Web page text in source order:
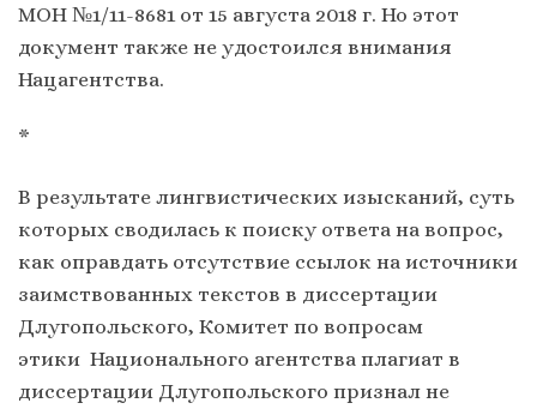
МОН №1/11-8681 от 15 августа 2018 г. Но этот
документ также не удостоился внимания
Нацагентства.
*
В результате лингвистических изысканий, суть
которых сводилась к поиску ответа на вопрос,
как оправдать отсутствие ссылок на источники
заимствованных текстов в диссертации
Длугопольского, Комитет по вопросам
этики Национального агентства плагиат в
диссертации Длугопольского признал не